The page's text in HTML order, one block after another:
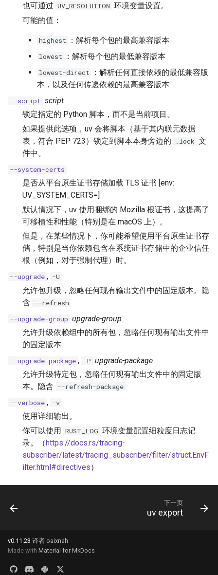
也可通过 UV_RESOLUTION 环境变量设置。
可能的值：
highest ：解析每个包的最高兼容版本
lowest ：解析每个包的最低兼容版本
lowest-direct
：解析任何直接依赖的最低兼容版
本，以及任何传递依赖的最高兼容版本
--script script
锁定指定的 Python 脚本，而不是当前项目。
如果提供此选项，uv 会将脚本（基于其内联元数据
表，符合 PEP 723）锁定到脚本本身旁边的
.lock 文
件中。
--system-certs
是否从平台原生证书存储加载 TLS 证书 [env:
UV_SYSTEM_CERTS=]
默认情况下，uv 使用捆绑的 Mozilla 根证书，这提高了
可移植性和性能（特别是在 macOS 上）。
但是，在某些情况下，你可能希望使用平台原生证书存
储，特别是当你依赖包含在系统证书存储中的企业信任
根（例如，对于强制代理）时。
--upgrade , -U
允许包升级，忽略任何现有输出文件中的固定版本。隐
含 --refresh
--upgrade-group upgrade-group
允许升级依赖组中的所有包，忽略任何现有输出文件中
的固定版本
--upgrade-package , -P upgrade-package
允许升级特定包，忽略任何现有输出文件中的固定版
本。隐含 --refresh-package
--verbose , -v
使用详细输出。
你可以使用 RUST_LOG 环境变量配置细粒度日志记
录。（https://docs.rs/tracing-
subscriber/latest/tracing_subscriber/filter/struct.EnvF
ilter.html#directives）
下一页
uv export
v0.11.23 译者 oaixnah
Made with Material for MkDocs